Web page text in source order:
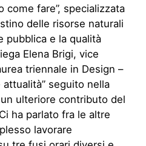
fare”, specializzata
delle risorse naturali
pubblica e la qualità
Elena Brigi, vice
triennale in Design –
seguito nella
ulteriore contributo del
ha parlato fra le altre
lavorare